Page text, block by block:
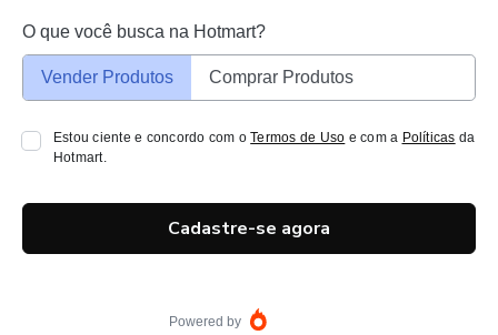
O que você busca na Hotmart?
Vender Produtos Comprar Produtos
Estou ciente e concordo com oTermos de Uso e com a Políticas da
Hotmart.
Cadastre-se agora
Powered by